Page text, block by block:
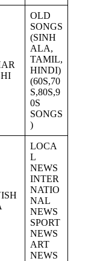
OLD
SONGS
(SINH
ALA,
TAMIL,
HINDI)
(60S,70
S,80S,9
0S
SONGS
)
LOCA
L
NEWS
INTER
NATIO
NAL
NEWS
SPORT
NEWS
ART
NEWS